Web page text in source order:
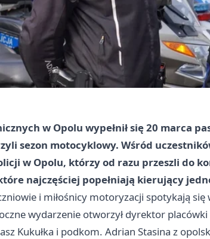
w Opolu wypełnił się 20 marca
sezon motocyklowy. Wśród
w Opolu, którzy od razu przeszli do
najczęściej popełniają kierujący
i miłośnicy motoryzacji spotykają
wydarzenie otworzył dyrektor placówki
Kukułka i podkom. Adrian Stasina z